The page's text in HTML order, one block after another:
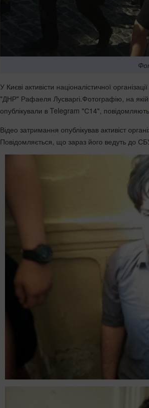
У Києві активісти націоналістичної
"ДНР" Рафаеля Лусваргі.Фотографію, на якій
опублікували в Telegram "С14", повідомляють
Відео затримання опублікував активіст
Повідомляється, що зараз його ведуть до